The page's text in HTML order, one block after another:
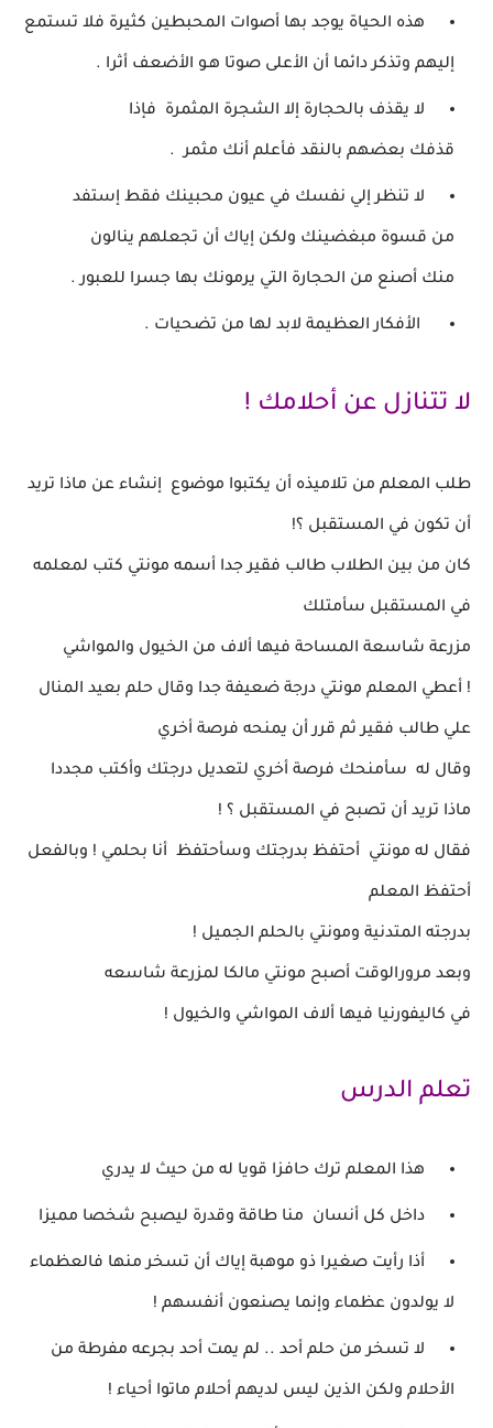
هذه الحياة يوجد بها أصوات المحبطين كثيرة فلا تستمع
إليهم وتذكردائما أن الأعلى صوتا هـو الأضعف أثرا .
لا يقذف بالحجارة إلا الشجرة المثمرة فإذا
قذفك بعضهم بالنقد فأعلم أنك مثمر .
لا تنظر إلي نفسك في عيون محبينك فقط إستفد
من قسوة مبغضينك ولكن إياك أن تجعلهم ينالون
منك أصنع من الحجارة التي يرمونك بها جسرا للعبور .
الأفكار العظيمة لابد لها من تضحيات .
لا تتنازل عن أحلامك !
طلب المعلم من تلاميذه أن يكتبوا موضوع إنشاء عن ماذا تريد
أن تكون في المستقبل ؟!
كان من بين الطلاب طالب فقير جدا أسمه مونتي كتب لمعلمه
في المستقبل سأمتلك
مزرعة شاسعة المساحة فيها ألاف من الخيول والمواشي
! أعطي المعلم مونتي درجة ضعيفة جدا وقال حلم بعيد المنال
علي طالب فقير ثم قرر أن يمنحه فرصة أخري
وقال له سأمنحك فرصة أخري لتعديل درجتك وأكتب مجددا
ماذا تريد أن تصبح في المستقبل ؟ !
فقال له مونتي أحتفظ بدرجتك وسأحتفظ أنا بحلمي ! وبالفعل
أحتفظ المعلم
بدرجته المتدنية ومونتي بالحلم الجميل !
وبعد مرورالوقت أصبح مونتي مالكا لمزرعة شاسعه
في كاليفورنيا فيها ألاف المواشي والخيول !
تعلم الدرس
هذا المعلم ترك حافزا قويا له من حيث لا يدري
داخل كل أنسان منا طاقة وقدرة ليصبح شخصا مميزا
أذا رأيت صغيرا ذو موهبة إياك أن تسخر منها فالعظماء
لا يولدون عظماء وإنما يصنعون أنفسهم !
لا تسخر من حلم أحد .. لم يمت أحد بجرعه مفرطة من
الأحلام ولكن الذين ليس لديهم أحلام ماتوا أحياء !